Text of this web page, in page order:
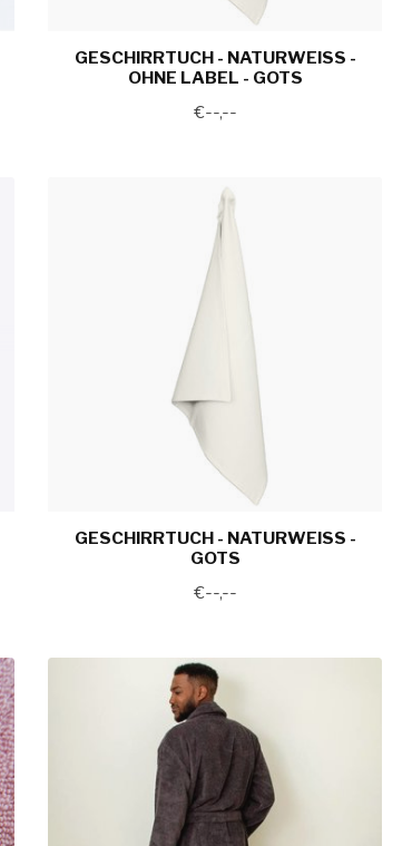
GESCHIRRTUCH - NATURWEISS - O
HNE LABEL - GOTS
€--,--
GESCHIRRTUCH - NATURWEISS - G
OTS
€--,--